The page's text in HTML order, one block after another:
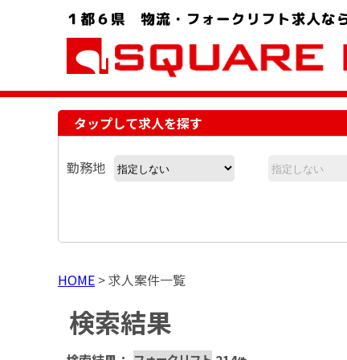
お問い合わせ電話番号：048-757-8232 受付時間 9:00 ～ 18:00
タップして求人を探す
勤務地
HOME >求人案件一覧
検索結果